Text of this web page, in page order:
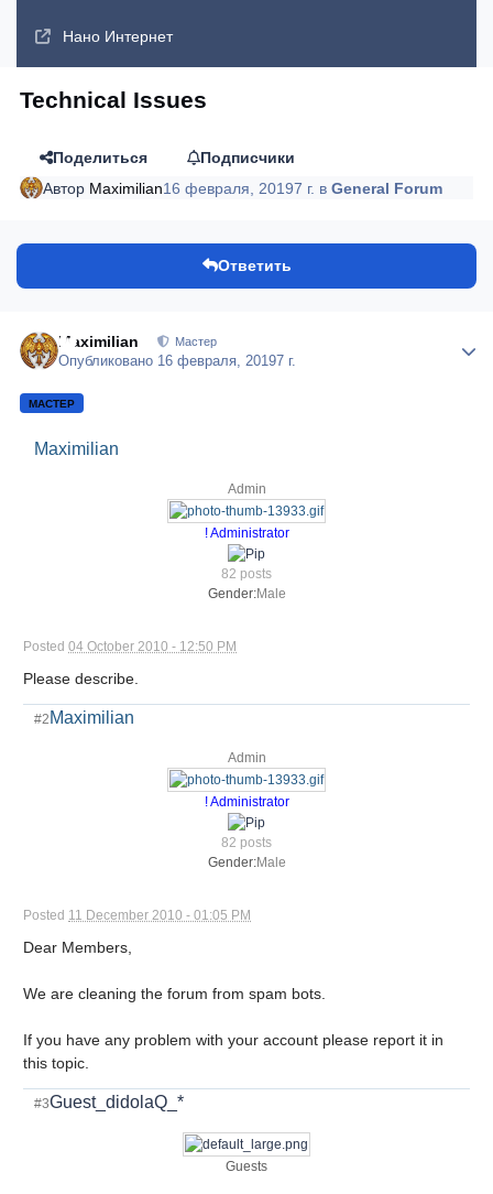
Нано Интернет
Technical Issues
Поделиться
Подписчики
Автор Maximilian16 февраля, 20197 г. вGeneral Forum
Ответить
Maximilian Мастер
Опубликовано 16 февраля, 20197 г.
МАСТЕР
Maximilian
Admin
! Administrator
82 posts
Gender:Male
Posted 04 October 2010 - 12:50 PM
Please describe.
#2 Maximilian
Admin
! Administrator
82 posts
Gender:Male
Posted 11 December 2010 - 01:05 PM
Dear Members,
We are cleaning the forum from spam bots.
If you have any problem with your account please report it in
this topic.
#3Guest_didolaQ_*
Guests